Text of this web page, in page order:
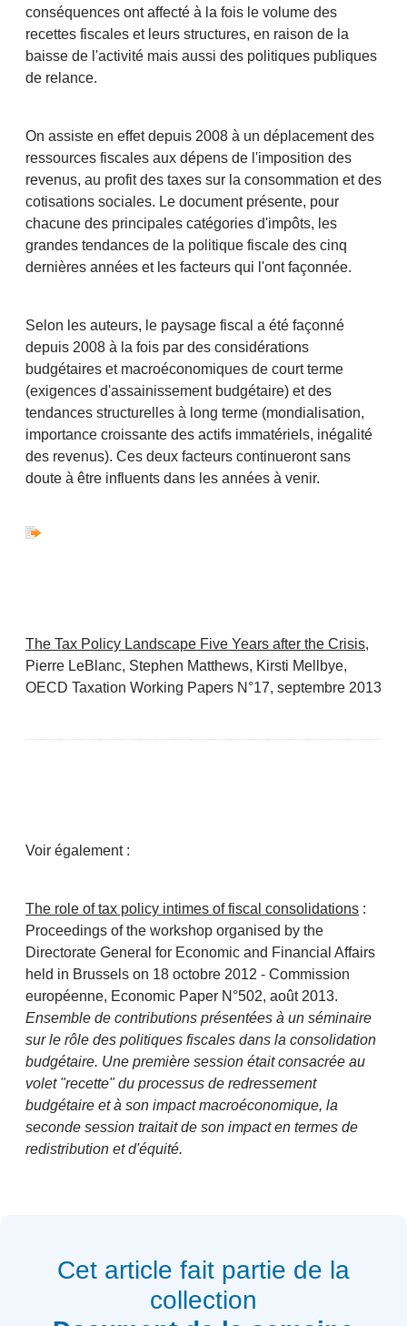
conséquences ont affecté à la fois le volume des
recettes fiscales et leurs structures, en raison de la
baisse de l'activité mais aussi des politiques publiques
de relance.
On assiste en effet depuis 2008 à un déplacement des
ressources fiscales aux dépens de l'imposition des
revenus, au profit des taxes sur la consommation et des
cotisations sociales. Le document présente, pour
chacune des principales catégories d'impôts, les
grandes tendances de la politique fiscale des cinq
dernières années et les facteurs qui l'ont façonnée.
Selon les auteurs, le paysage fiscal a été façonné
depuis 2008 à la fois par des considérations
budgétaires et macroéconomiques de court terme
(exigences d'assainissement budgétaire) et des
tendances structurelles à long terme (mondialisation,
importance croissante des actifs immatériels, inégalité
des revenus). Ces deux facteurs continueront sans
doute à être influents dans les années à venir.
The Tax Policy Landscape Five Years after the Crisis,
Pierre LeBlanc, Stephen Matthews, Kirsti Mellbye,
OECD Taxation Working Papers N°17, septembre 2013
Voir également :
The role of tax policy intimes of fiscal consolidations :
Proceedings of the workshop organised by the
Directorate General for Economic and Financial Affairs
held in Brussels on 18 octobre 2012 - Commission
européenne, Economic Paper N°502, août 2013.
Ensemble de contributions présentées à un séminaire
sur le rôle des politiques fiscales dans la consolidation
budgétaire. Une première session était consacrée au
volet "recette" du processus de redressement
budgétaire et à son impact macroéconomique, la
seconde session traitait de son impact en termes de
redistribution et d'équité.
Cet article fait partie de la
collection